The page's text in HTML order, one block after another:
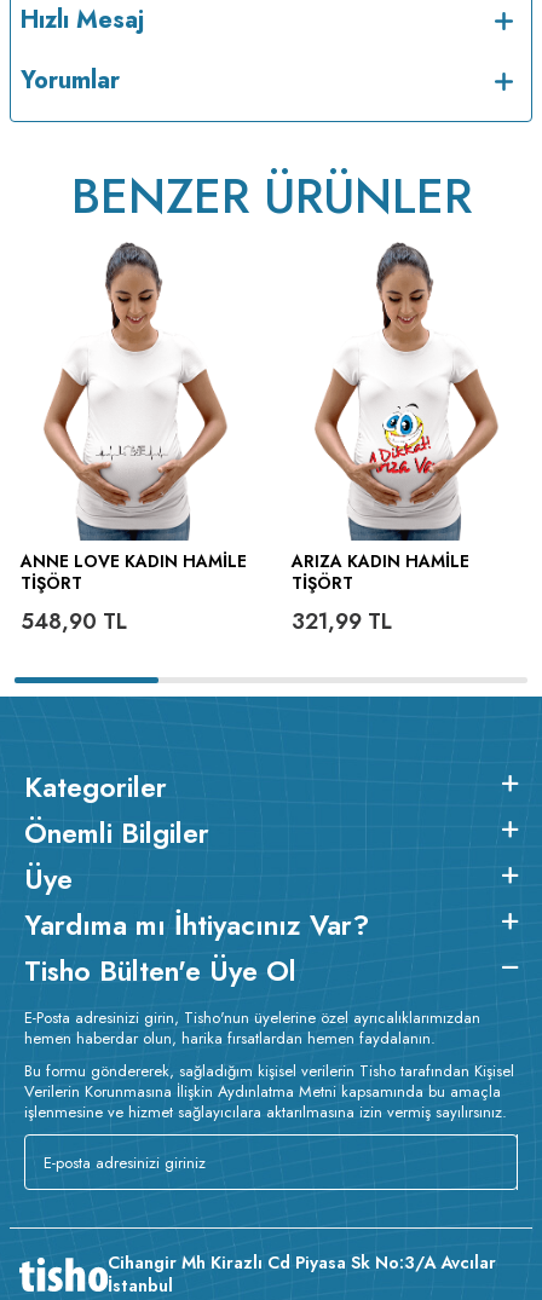
v224.20
Hızlı Mesaj
Yorumlar
BENZER ÜRÜNLER
ANNE LOVE KADIN HAMILE
TIŞÖRT
548,90 TL
ARIZA KADIN HAMILE
TIŞÖRT
321,99TL
Kategoriler
Önemli Bilgiler
Üye
Yardıma mı İhtiyacınız Var?
Tisho Bülten'e Üye Ol
E-Posta adresinizi girin, Tisho'nun üyelerine özel ayrıcalıklarımızdan
hemen haberdar olun, harika fırsatlardan hemen faydalanın.
Bu formu göndererek, sağladığım kişisel verilerin Tisho tarafından Kişisel
Verilerin Korunmasına İlişkin Aydınlatma Metni kapsamında bu amaçla
işlenmesine ve hizmet sağlayıcılara aktarılmasına izin vermiş sayılırsınız.
Cihangir Mh Kirazlı Cd Piyasa Sk No:3/A Avcılar
İstanbul